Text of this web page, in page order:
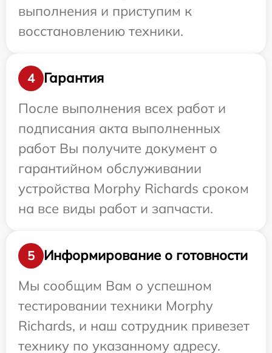
выполнения и приступим к
восстановлению техники.
4
Гарантия
После выполнения всех работ и
подписания акта выполненных
работ Вы получите документ о
гарантийном обслуживании
устройства Morphy Richards сроком
на все виды работ и запчасти.
5
Информирование о готовности
Мы сообщим Вам о успешном
тестировании техники Morphy
Richards, и наш сотрудник привезет
технику по указанному адресу.